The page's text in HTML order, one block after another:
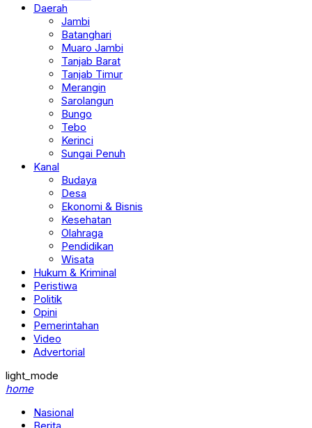
Daerah
Jambi
Batanghari
Muaro Jambi
Tanjab Barat
Tanjab Timur
Merangin
Sarolangun
Bungo
Tebo
Kerinci
Sungai Penuh
Kanal
Budaya
Desa
Ekonomi & Bisnis
Kesehatan
Olahraga
Pendidikan
Wisata
Hukum & Kriminal
Peristiwa
Politik
Opini
Pemerintahan
Video
Advertorial
light_mode
home
Nasional